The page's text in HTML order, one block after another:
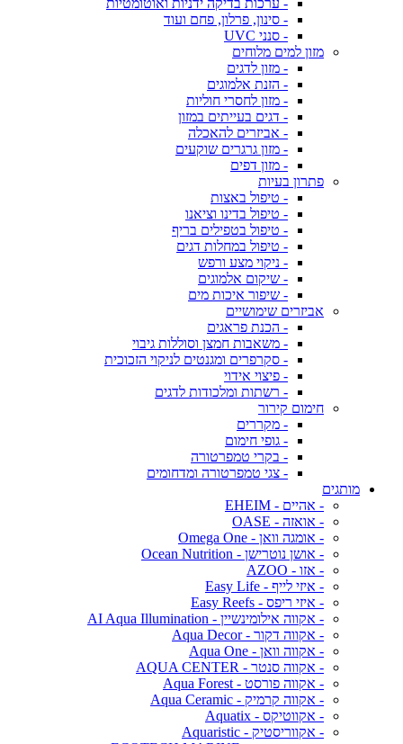
- ערכות בדיקה ידניות ואוטומטיות
- סינון, פרלון, פחם ועוד
- סנני UVC
מזון למים מלוחים
- מזון לדגים
- הזנת אלמוגים
- מזון לחסרי חוליות
- דגים בעייתים במזון
- אביזרים להאכלה
- מזון גרגרים שוקעים
- מזון דפים
פתרון בעיות
- טיפול באצות
- טיפול בדינו וציאנו
- טיפול בטפילים בריף
- טיפול במחלות דגים
- ניקוי מצע ורפש
- שיקום אלמוגים
- שיפור איכות מים
אביזרים שימושיים
- הכנת פראגים
- משאבות חמצן וסוללות גיבוי
- סקרפרים ומגנטים לניקוי הזכוכית
- פיצוי אידוי
- רשתות ומלכודות לדגים
חימום קירור
- מקררים
- גופי חימום
- בקרי טמפרטורה
- צגי טמפרטורה ומדחומים
מותגים
- אהיים - EHEIM
- אואזה - OASE
- אומגה וואן - Omega One
- אושן נוטרישן - Ocean Nutrition
- אזו - AZOO
- איזי לייף - Easy Life
- איזי ריפס - Easy Reefs
- אקווה אילומינשיין - AI Aqua Illumination
- אקווה דקור - Aqua Decor
- אקווה וואן - Aqua One
- אקווה סנטר - AQUA CENTER
- אקווה פורסט - Aqua Forest
- אקווה קרמיק - Aqua Ceramic
- אקווטיקס - Aquatix
- אקווריסטיק - Aquaristic